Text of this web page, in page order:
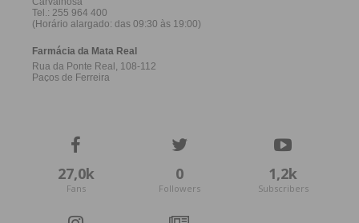
27,0k
Fans
0
Followers
1,2k
Subscribers